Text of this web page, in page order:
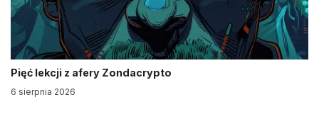
Pięć lekcji z afery Zondacrypto
6 sierpnia 2026